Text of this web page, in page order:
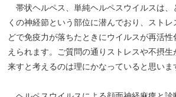
帯状ヘルペス、単純ヘルペスウイルスは、
くの神経節という部位に潜んでおり、スト
どで免疫力が落ちたときにウイルスが再活
えられます。ご質問の通りストレスや不摂
来すと考えるのは理にかなっていると思いま